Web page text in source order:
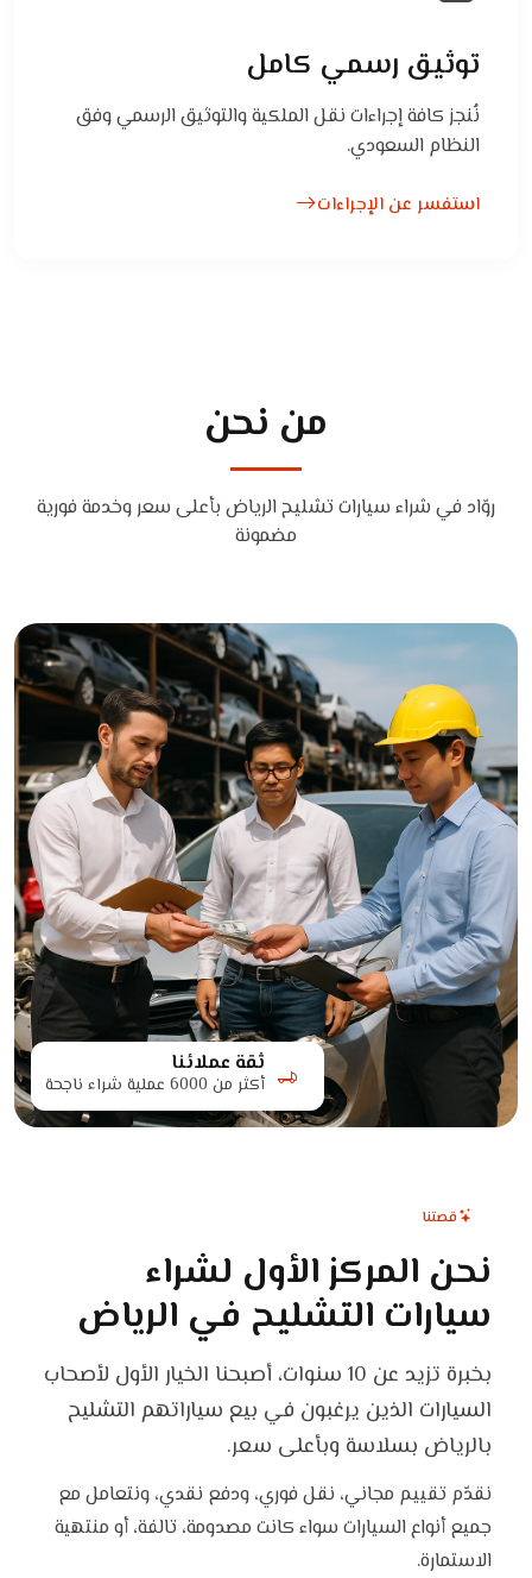
توثيق رسمي كامل
نُنجز كافة إجراءات نقل الملكية والتوثيق الرسمي وفق
النظام السعودي.
استفسر عن الإجراءات
من نحن
روّاد في شراء سيارات تشليح الرياض بأعلى سعر وخدمة فورية
مضمونة
ثقة عملائنا
أكثر من 6000 عملية شراء ناجحة
قصتنا
نحن المركز الأول لشراء
سيارات التشليح في الرياض
بخبرة تزيد عن 10 سنوات، أصبحنا الخيار الأول لأصحاب
السيارات الذين يرغبون في بيع سياراتهم التشليح
بالرياض بسلاسة وبأعلى سعر.
نقدّم تقييم مجاني، نقل فوري، ودفع نقدي، ونتعامل مع
جميع أنواع السيارات سواء كانت مصدومة، تالفة، أو منتهية
الاستمارة.